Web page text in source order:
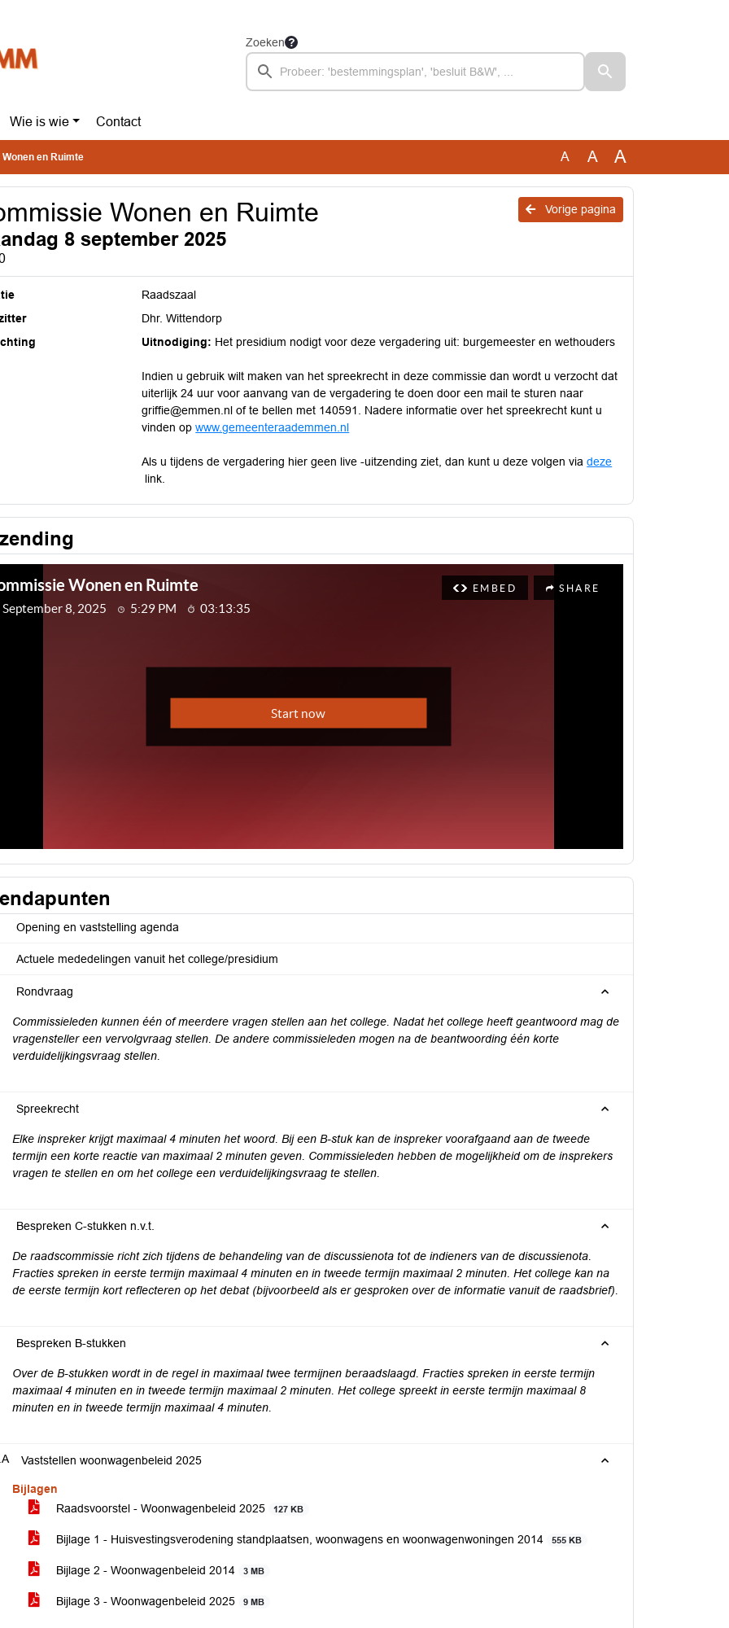
Zoeken
Wie is wie Contact
en Ruimte A A A
Vorige pagina
Wonen en Ruimte
8 september 2025
Raadszaal
Dhr. Wittendorp
Uitnodiging: Het presidium nodigt voor deze vergadering uit: burgemeester en wethouders
Indien u gebruik wilt maken van het spreekrecht in deze commissie dan wordt u verzocht dat
uiterlijk 24 uur voor aanvang van de vergadering te doen door een mail te sturen naar
griffie@emmen.nl of te bellen met 140591. Nadere informatie over het spreekrecht kunt u
vinden opwww.gemeenteraademmen.nl
Als u tijdens de vergadering hier geen live -uitzending ziet, dan kunt u deze volgen viadeze
link.
Opening en vaststelling agenda
Actuele mededelingen vanuit het college/presidium
Rondvraag
Commissieleden kunnen één of meerdere vragen stellen aan het college. Nadat het college heeft geantwoord mag de
vragensteller een vervolgvraag stellen. De andere commissieleden mogen na de beantwoording één korte
verduidelijkingsvraag stellen.
Spreekrecht
Elke inspreker krijgt maximaal 4 minuten het woord. Bij een B-stuk kan de inspreker voorafgaand aan de tweede
termijn een korte reactie van maximaal 2 minuten geven. Commissieleden hebben de mogelijkheid om de insprekers
vragen te stellen en om het college een verduidelijkingsvraag te stellen.
Bespreken C-stukken n.v.t.
De raadscommissie richt zich tijdens de behandeling van de discussienota tot de indieners van de discussienota.
Fracties spreken in eerste termijn maximaal 4 minuten en in tweede termijn maximaal 2 minuten. Het college kan na
de eerste termijn kort reflecteren op het debat (bijvoorbeeld als er gesproken over de informatie vanuit de raadsbrief).
Bespreken B-stukken
Over de B-stukken wordt in de regel in maximaal twee termijnen beraadslaagd. Fracties spreken in eerste termijn
maximaal 4 minuten en in tweede termijn maximaal 2 minuten. Het college spreekt in eerste termijn maximaal 8
minuten en in tweede termijn maximaal 4 minuten.
Vaststellen woonwagenbeleid 2025
Bijlagen
Raadsvoorstel - Woonwagenbeleid 2025
127 KB
Bijlage 1 - Huisvestingsverodening standplaatsen, woonwagens en woonwagenwoningen 2014 555 KB
Bijlage 2 - Woonwagenbeleid 2014 3 MB
Bijlage 3 - Woonwagenbeleid 2025 9 MB